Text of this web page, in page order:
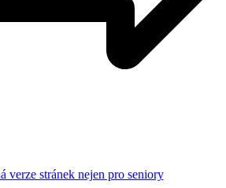
verze stránek nejen pro seniory